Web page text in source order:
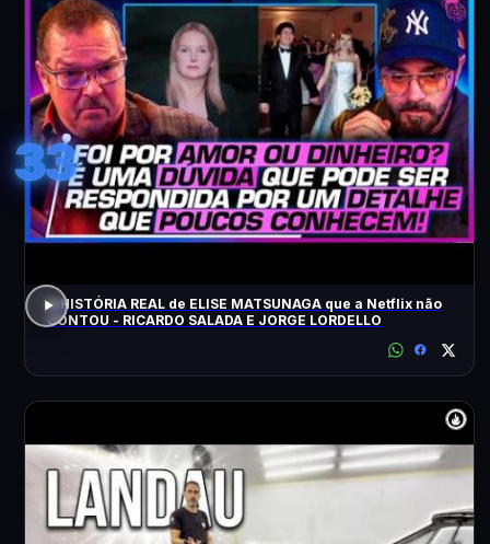
33
A HISTÓRIA REAL de ELISE MATSUNAGA que a Netflix não
CONTOU - RICARDO SALADA E JORGE LORDELLO